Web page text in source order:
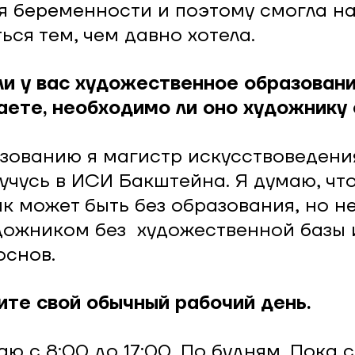
беременности и поэтому смогла
тем, чем давно хотела.
у вас художественное
необходимо ли оно художнику
я магистр
в ИСИ Бакштейна. Я думаю,
может быть без образования, но
без художественной базы
свой обычный рабочий день.